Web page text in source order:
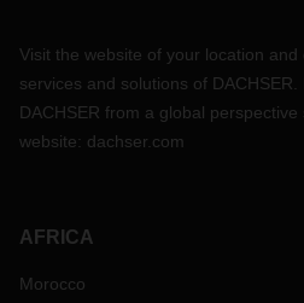
Visit the website of your location
services and solutions of
DACHSER from a global
website: dachser.com
AFRICA
Morocco